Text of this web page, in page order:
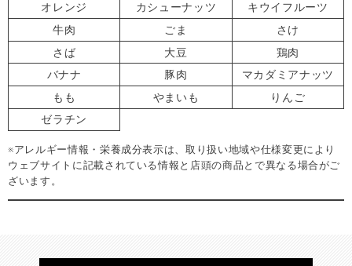
オレンジ
カシューナッツ
キウイフルーツ
牛肉
ごま
さけ
さば
大豆
鶏肉
バナナ
豚肉
マカダミアナッツ
もも
やまいも
りんご
ゼラチン
※アレルギー情報・栄養成分表示は、取り扱い地域や仕様変更により
ウェブサイトに記載されている情報と店頭の商品とで異なる場合がご
ざいます。